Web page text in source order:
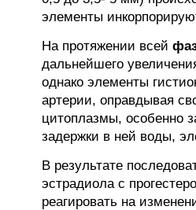
элементы
На протяжении всей
дальнейшего
однако элементы
артерии, оправдывая
цитоплазмы, особенно
задержки в ней воды,
В результате
эстрадиола с
реагировать на